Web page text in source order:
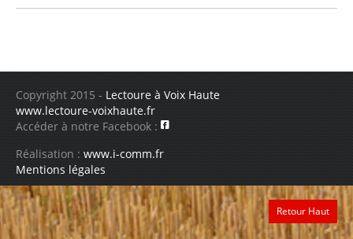
Retour Haut
Copyright 2015 - Lectoure à Voix Haute
www.lectoure-voixhaute.fr
Accéder à notre Facebook :
Réalisation : www.i-comm.fr
Mentions légales